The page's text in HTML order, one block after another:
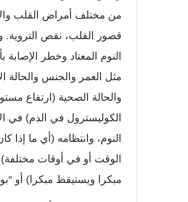
من مختلف أمراض القلب
قصور القلب، نقص التروية.
النوم المعتاد وخطر
مثل العمر والجنس والحالة
والحالة الصحية (ارتفاع
الكوليسترول في الدم) في
النوم، وانتظامه (أي ما
الوقت أو في أوقات
مبكرا ويستيقظ مبكرا) أو